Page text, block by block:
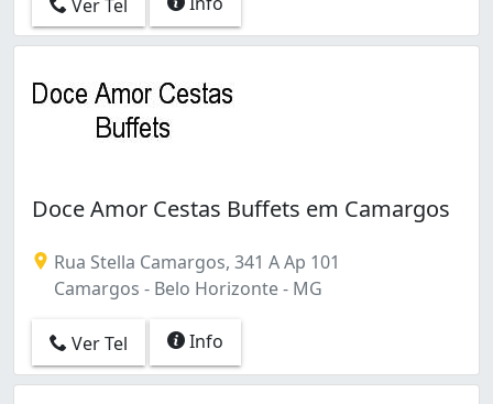
Ver Tel
Doce Amor Cestas Buffets em Camargos
Rua Stella Camargos, 341 A Ap 101
Camargos - Belo Horizonte - MG
Ver Tel Info